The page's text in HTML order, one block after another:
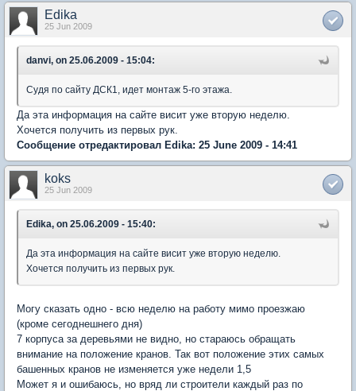
Edika
25 Jun 2009
danvi, on 25.06.2009 - 15:04:
Судя по сайту ДСК1, идет монтаж 5-го этажа.
Да эта информация на сайте висит уже вторую неделю.
Хочется получить из первых рук.
Сообщение отредактировал Edika: 25 June 2009 - 14:41
koks
25 Jun 2009
Edika, on 25.06.2009 - 15:40:
Да эта информация на сайте висит уже вторую неделю.
Хочется получить из первых рук.
Могу сказать одно - всю неделю на работу мимо проезжаю
(кроме сегоднешнего дня)
7 корпуса за деревьями не видно, но стараюсь обращать
внимание на положение кранов. Так вот положение этих самых
башенных кранов не изменяется уже недели 1,5
Может я и ошибаюсь, но вряд ли строители каждый раз по